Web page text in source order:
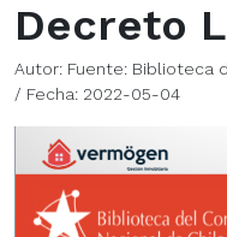
Decreto
Autor: Fuente: Biblioteca
/ Fecha: 2022-05-04